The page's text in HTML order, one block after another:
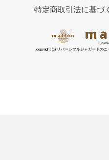
特定商取引法に基づ
copyright (c) リバーシブルジャガードの